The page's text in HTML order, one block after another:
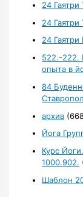
24
24 Гаятри
24
522.-222.
опыта в
84
архив
Йога
Курс
1000.902.
Шаблон